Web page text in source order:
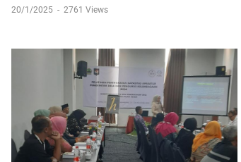
20/1/2025 - 2761 Views